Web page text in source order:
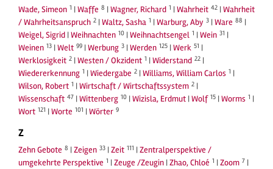
Wade, Simeon 1 |Waffe 8 |Wagner, Richard 1 |Wahrheit 42 |Wahrheit
/ Wahrheitsanspruch 2 |Waltz, Sasha 1 |Warburg, Aby 3 |Ware 88 |
Weigel, Sigrid |Weihnachten 10 |Weihnachtsengel 1 |Wein 31 |
Weinen 13 |Welt 99 |Werbung 3 |Werden 125 |Werk 51 |
Werklosigkeit 2 |Westen / Okzident 1 |Widerstand 22 |
Wiedererkennung 1 |Wiedergabe 2 |Williams, William Carlos 1 |
Wilson, Robert 1 |Wirtschaft / Wirtschaftssystem 2 |
Wissenschaft 47 |Wittenberg 10 |Wizisla, Erdmut |Wolf 15 |Worms 1 |
Wort 121 |Worte 101 |Wörter 9
Z
Zehn Gebote 8 |Zeigen 33 |Zeit 111 |Zentralperspektive /
umgekehrte Perspektive 1 |Zeuge /Zeugin |Zhao, Chloé 1 |Zoom 7 |